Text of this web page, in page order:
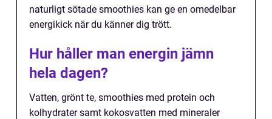
naturligt sötade smoothies kan ge en omedelbar
energikick när du känner dig trött.
Hur håller man energin jämn
hela dagen?
Vatten, grönt te, smoothies med protein och
kolhydrater samt kokosvatten med mineraler